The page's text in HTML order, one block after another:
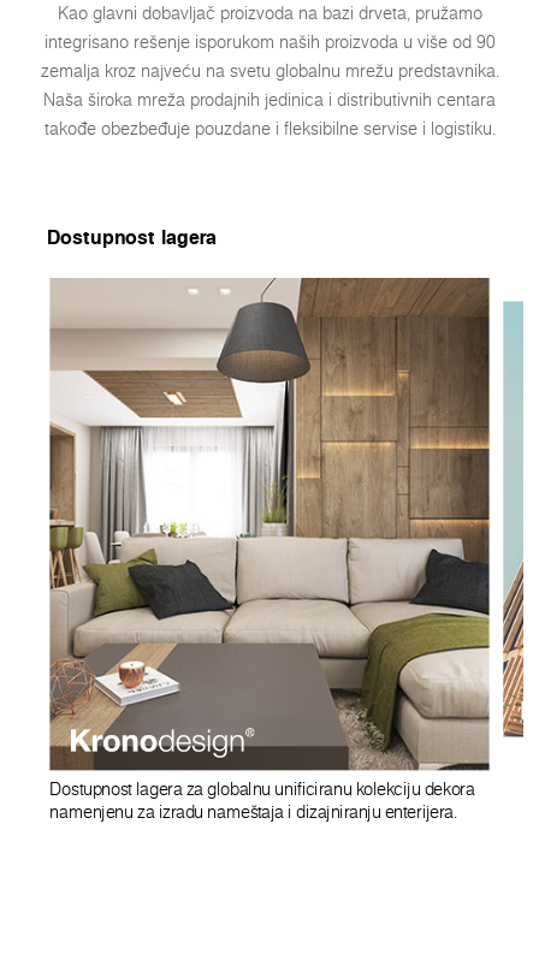
Kao glavni dobavljač proizvoda na bazi drveta, pružamo
integrisano rešenje isporukom naših proizvoda u više od 90
zemalja kroz najveću na svetu globalnu mrežu predstavnika.
Naša široka mreža prodajnih jedinica i distributivnih centara
takođe obezbeđuje pouzdane i fleksibilne servise i logistiku.
Dostupnost lagera
Dostupnost lagera za globalnu unificiranu kolekciju dekora
namenjenu za izradu nameštaja i dizajniranju enterijera.